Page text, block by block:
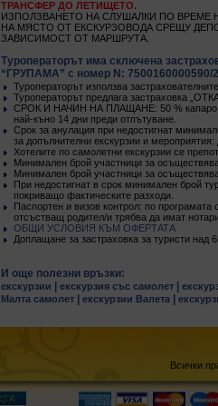
ТРАНСФЕР ДО ЛЕТИЩЕТО.
ИЗПОЛЗВАНЕТО НА СЛУШАЛКИ ПО ВРЕМЕ
НА МЯСТО ОТ ЕКСКУРЗОВОДА СРЕЩУ
ЗАВИСИМОСТ ОТ МАРШРУТА.
Туроператорът има сключена
“ГРУПАМА” с номер N: 7500160000590/
Туроператорът използва
Туроператорът предлага застраховка
СРОК И НАЧИН НА ПЛАЩАНЕ: 50 % капаро
най-къно 14 дни преди отпътуване.
Срок за анулация при недостигнат
за допълнителни екскурзии и
Хотелите по самолетни екскурзии се
Минимален брой участници за
Минимален брой участници за
При недостигнат в срок минимален брой
покриващо фактическите разходи.
Паспортен и визов контрол: по
отсъстващ родител/и трябва да имат
ОБЩИ УСЛОВИЯ КЪМ ОФЕРТАТА
Доплащане за застраховка за туристи над
И още полезни връзки:
екскурзии екскурзия със самолет
Малта самолет екскурзии Валета
Всички